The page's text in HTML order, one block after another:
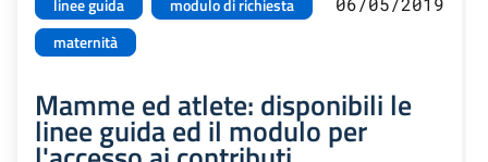
linee guida
modulo di richiesta
maternità
Mamme ed atlete: disponibili le
linee guida ed il modulo per